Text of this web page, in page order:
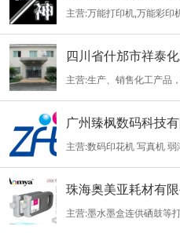
主营:万能打印机,万能彩印
装印花机,金属印花机,木材
机,LED万能打印机,墨水(弱
水)
四川省什邡市祥泰
主营:生产、销售化工产品
广州臻枫数码科技
主营:数码印花机 写真机
珠海奥美亚耗材有
主营:墨水墨盒连供硒鼓等